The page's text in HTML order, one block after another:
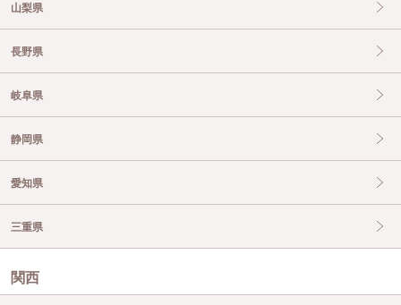
山梨県
長野県
岐阜県
静岡県
愛知県
三重県
関西